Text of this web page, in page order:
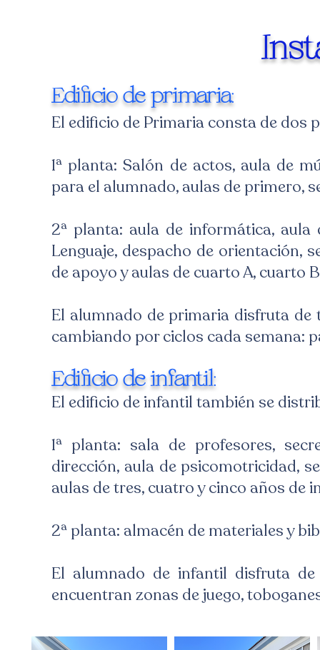
Edificio de primaria:
El edificio de Primaria consta de dos
1ª planta: Salón de actos, aula de
para el alumnado, aulas de primero,
2ª planta: aula de informática, aula
Lenguaje, despacho de orientación,
de apoyo y aulas de cuarto A, cuarto
El alumnado de primaria disfruta de
cambiando por ciclos cada semana:
Edificio de infantil:
El edificio de infantil también se
1ª planta: sala de profesores,
dirección, aula de psicomotricidad,
aulas de tres, cuatro y cinco años de
2ª planta: almacén de materiales y
El alumnado de infantil disfruta
encuentran zonas de juego,